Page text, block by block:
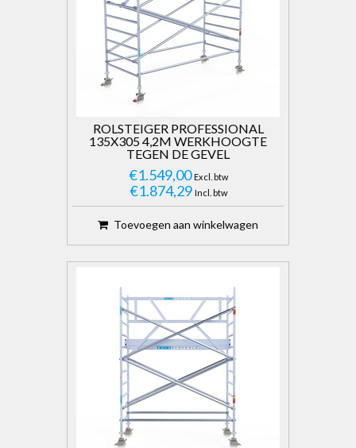
ROLSTEIGER PROFESSIONAL
135X305 4,2M WERKHOOGTE
TEGEN DE GEVEL
€1.549,00 Excl. btw
€1.874,29 Incl. btw
Toevoegen aan winkelwagen